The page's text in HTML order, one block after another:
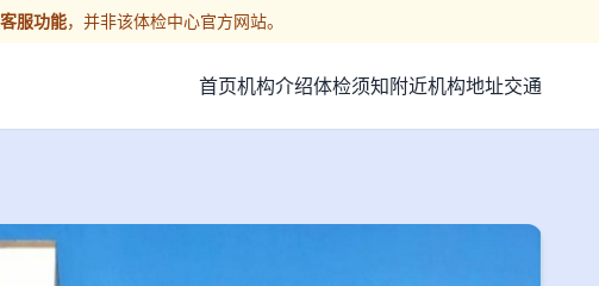
服功能，并非该体检中心官方网站。
首页机构介绍体检须知附近机构地址交通